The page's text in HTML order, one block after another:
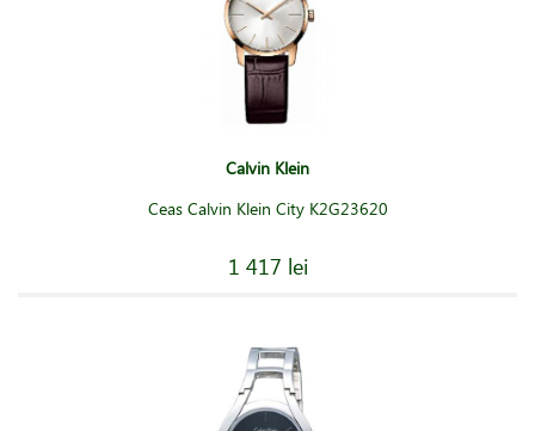
Calvin Klein
Ceas Calvin Klein City K2G23620
1 417 lei